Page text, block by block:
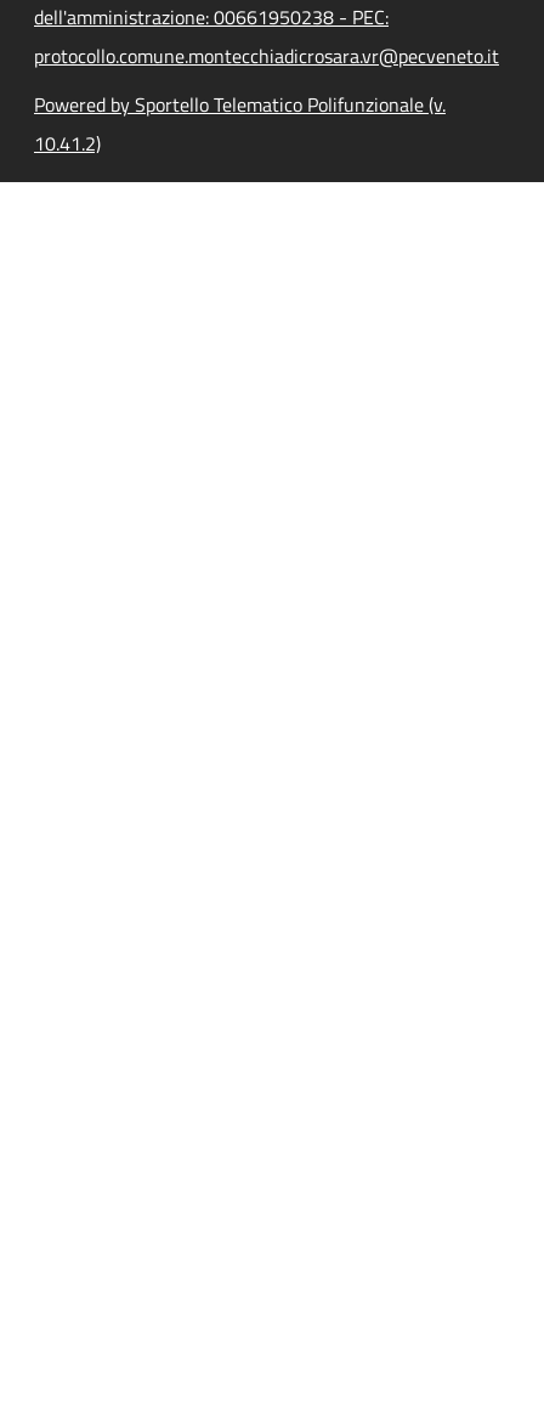
dell'amministrazione: 00661950238 - PEC:
protocollo.comune.montecchiadicrosara.vr@pecveneto.it
Powered by Sportello Telematico Polifunzionale (v.
10.41.2)